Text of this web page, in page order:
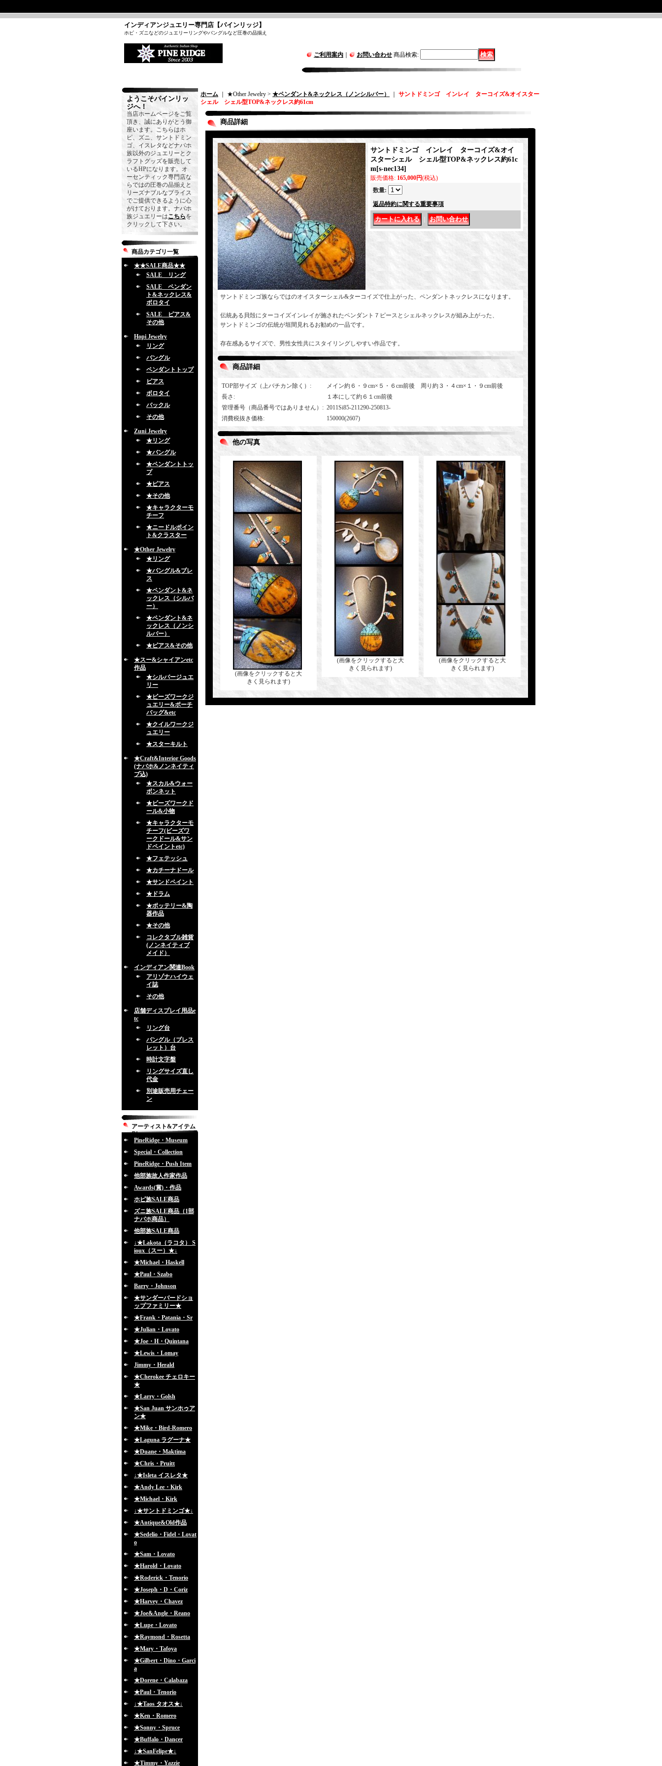
インディアンジュエリー専門店【パインリッジ】
ホピ・ズニなどのジュエリーリングやバングルなど圧巻の品揃え
ご利用案内 お問い合わせ 商品検索:
ようこそパインリッ
ジへ！
当店ホームページをご覧
頂き、誠にありがとう御
座います。こちらはホ
ピ、ズニ、サントドミン
ゴ、イスレタなどナバホ
族以外のジュエリーとク
ラフトグッズを販売して
いるHPになります。オ
ーセンティック専門店な
らではの圧巻の品揃えと
リーズナブルなプライス
でご提供できるように心
がけております。ナバホ
族ジュエリーはこちらを
クリックして下さい。
商品カテゴリ一覧
★★SALE商品★★
SALE リング
SALE ペンダン
ト&ネックレス&
ボロタイ
SALE ピアス&
その他
Hopi Jewelry
リング
バングル
ペンダントトップ
ピアス
ボロタイ
バックル
その他
Zuni Jewelry
★リング
★バングル
★ペンダントトッ
プ
★ピアス
★その他
★キャラクターモ
チーフ
★ニードルポイン
ト&クラスター
★Other Jewelry
★リング
★バングル&ブレ
ス
★ペンダント&ネ
ックレス（シルバ
ー）
★ペンダント&ネ
ックレス（ノンシ
ルバー）
★ピアス&その他
★スー&シャイアンetc
作品
★シルバージュエ
リー
★ビーズワークジ
ュエリー&ポーチ
バッグ&etc
★クイルワークジ
ュエリー
★スターキルト
★Craft&Interior Goods
(ナバホ&ノンネイティ
ブ込)
★スカル&ウォー
ボンネット
★ビーズワークド
ール&小物
★キャラクターモ
チーフ(ビーズワ
ークドール&サン
ドペイントetc)
★フェテッシュ
★カチーナドール
★サンドペイント
★ドラム
★ポッテリー&陶
器作品
★その他
コレクタブル雑貨
(ノンネイティブ
メイド）
インディアン関連Book
アリゾナハイウェ
イ誌
その他
店舗ディスプレイ用品e
tc
リング台
バングル（ブレス
レット）台
時計文字盤
リングサイズ直し
代金
別途販売用チェー
ン
アーティスト&アイテム
別
PineRidge・Museum
Special・Collection
PineRidge・Push Item
他部族故人作家作品
Awards(賞)・作品
ホピ族SALE商品
ズニ族SALE商品（1部
ナバホ商品）
他部族SALE商品
↓★Lakota（ラコタ） S
ioux（スー）★↓
★Michael・Haskell
★Paul・Szabo
Barry・Johnson
★サンダーバードショ
ップファミリー★
★Frank・Patania・Sr
★Julian・Lovato
★Joe・H・Quintana
★Lewis・Lomay
Jimmy・Herald
★Cherokee チェロキー
★
★Larry・Golsh
★San Juan サンホゥア
ン★
★Mike・Bird-Romero
★Laguna ラグーナ★
★Duane・Maktima
★Chris・Pruitt
↓★Isleta イスレタ★
★Andy Lee・Kirk
★Michael・Kirk
↓★サントドミンゴ★↓
★Antique&Old作品
★Sedelio・Fidel・Lovat
o
★Sam・Lovato
★Harold・Lovato
★Roderick・Tenorio
★Joseph・D・Coriz
★Harvey・Chavez
★Joe&Angle・Reano
★Lupe・Lovato
★Raymond・Rosetta
★Mary・Tafoya
★Gilbert・Dino・Garci
a
★Dorene・Calabaza
★Paul・Tenorio
↓★Taos タオス★↓
★Ken・Romero
★Sonny・Spruce
★Buffalo・Dancer
↓★SanFelipe★↓
★Timmy・Yazzie
ホーム ｜ ★Other Jewelry > ★ペンダント&ネックレス（ノンシルバー）
サントドミンゴ インレイ ターコイズ&オイスター
シェル シェル型TOP&ネックレス約61cm
商品詳細
サントドミンゴ インレイ ターコイズ&オイ
スターシェル シェル型TOP&ネックレス約61c
m[s-nec134]
販売価格: 165,000円(税込)
数量:
返品特約に関する重要事項
サントドミンゴ族ならではのオイスターシェル&ターコイズで仕上がった、ペンダントネックレスになります。
伝統ある貝殻にターコイズインレイが施されたペンダント７ピースとシェルネックレスが組み上がった、
サントドミンゴの伝統が垣間見れるお勧めの一品です。
存在感あるサイズで、男性女性共にスタイリングしやすい作品です。
商品詳細
TOP部サイズ（上バチカン除く） :
メイン約６・９cm×５・６cm前後 周り約３・４cm×１・９cm前後
長さ :
１本にして約６１cm前後
管理番号（商品番号ではありません） : 2011Si85-211290-250813-
消費税抜き価格: 150000(2607)
他の写真
(画像をクリックすると大
きく見られます)
(画像をクリックすると大
きく見られます)
(画像をクリックすると大
きく見られます)